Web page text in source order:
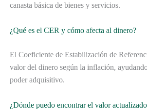
canasta básica de bienes y servicios.
¿Qué es el CER y cómo afecta al dinero?
El Coeficiente de Estabilización de
valor del dinero según la inflación,
poder adquisitivo.
¿Dónde puedo encontrar el valor